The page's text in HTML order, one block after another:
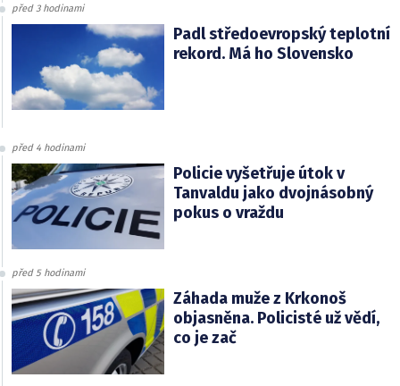
před 3 hodinami
Padl středoevropský teplotní
rekord. Má ho Slovensko
před 4 hodinami
Policie vyšetřuje útok v
Tanvaldu jako dvojnásobný
pokus o vraždu
před 5 hodinami
Záhada muže z Krkonoš
objasněna. Policisté už vědí,
co je zač